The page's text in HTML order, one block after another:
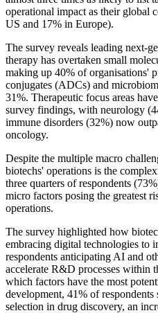
operational impact as their global
US and 17% in Europe).
The survey reveals leading next-
therapy has overtaken small
making up 40% of organisations'
conjugates (ADCs) and
31%. Therapeutic focus areas
survey findings, with neurology
immune disorders (32%) now
oncology.
Despite the multiple macro
biotechs' operations is the
three quarters of respondents
micro factors posing the greatest
operations.
The survey highlighted how
embracing digital technologies to
respondents anticipating AI and
accelerate R&D processes within
which factors have the most
development, 41% of respondents
selection in drug discovery, an